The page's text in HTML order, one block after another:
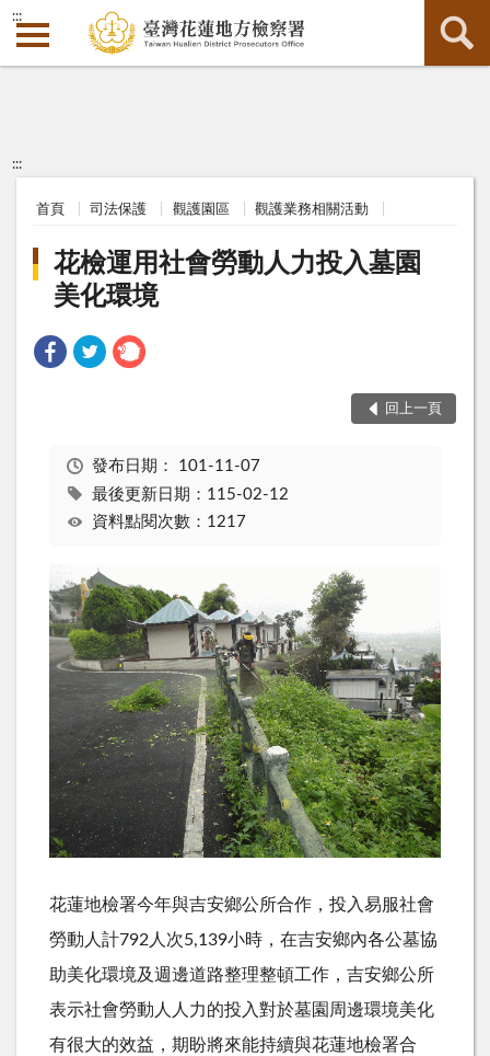
:::
:::
首頁 司法保護 觀護園區 觀護業務相關活動
花檢運用社會勞動人力投入墓園
美化環境
回上一頁
發布日期： 101-11-07
最後更新日期：115-02-12
資料點閱次數：1217
花蓮地檢署今年與吉安鄉公所合作，投入易服社會
勞動人計792人次5,139小時，在吉安鄉內各公墓協
助美化環境及週邊道路整理整頓工作，吉安鄉公所
表示社會勞動人人力的投入對於墓園周邊環境美化
有很大的效益，期盼將來能持續與花蓮地檢署合